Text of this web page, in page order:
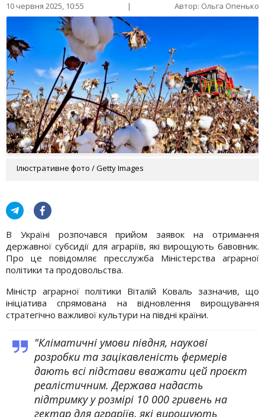
10 червня 2025, 10:55 | Автор: Ольга Опенько
Ілюстративне фото / Getty Images
В Україні розпочався прийом заявок на отримання
державної субсидії для аграріїв, які вирощують бавовник.
Про це повідомляє пресслужба Міністерства аграрної
політики та продовольства.
Міністр аграрної політики Віталій Коваль зазначив, що
ініціатива спрямована на відновлення вирощування
стратегічно важливої культури на півдні країни.
"Кліматичні умови півдня, наукові
розробки та зацікавленість фермерів
дають всі підстави вважати цей проєкт
реалістичним. Держава надасть
підтримку у розмірі 10 000 гривень на
гектар для аграріїв, які вирощують